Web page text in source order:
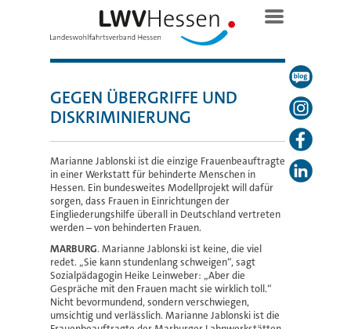
GEGEN ÜBERGRIFFE UND
DISKRIMINIERUNG
Marianne Jablonski ist die einzige Frauenbeauftragte
in einer Werkstatt für behinderte Menschen in
Hessen. Ein bundesweites Modellprojekt will dafür
sorgen, dass Frauen in Einrichtungen der
Eingliederungshilfe überall in Deutschland vertreten
werden – von behinderten Frauen.
MARBURG. Marianne Jablonski ist keine, die viel
redet. „Sie kann stundenlang schweigen“, sagt
Sozialpädagogin Heike Leinweber: „Aber die
Gespräche mit den Frauen macht sie wirklich toll.“
Nicht bevormundend, sondern verschwiegen,
umsichtig und verlässlich. Marianne Jablonski ist die